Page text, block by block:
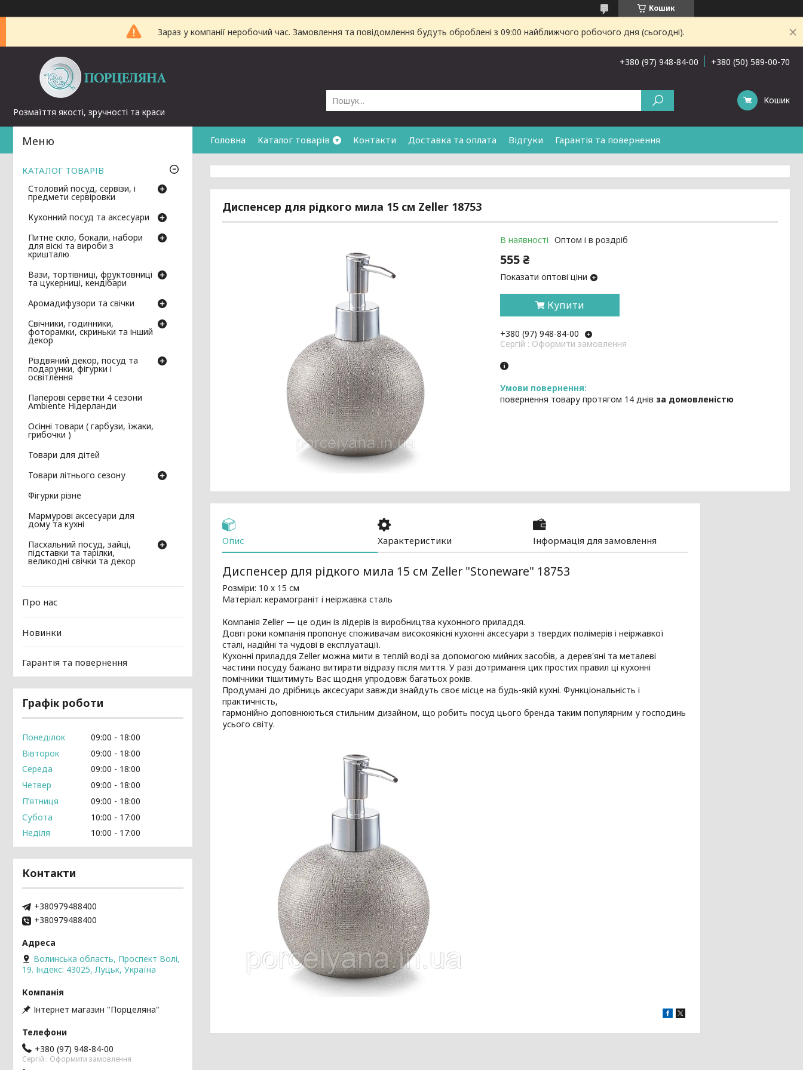
Кошик
Зараз у компанії неробочий час. Замовлення та повідомлення будуть оброблені з 09:00 найближчого робочого дня (сьогодні).
Розмаїття якості, зручності та краси
+380 (97) 948-84-00 +380 (50) 589-00-70
Кошик
Головна Каталог товарів Контакти Доставка та оплата Відгуки Гарантія та повернення
Диспенсер для рідкого мила 15 см Zeller 18753
В наявності Оптом і в роздріб
555 ₴
Показати оптові ціни
Купити
+380 (97) 948-84-00
Cергій : Оформити замовлення
повернення товару протягом 14 днів за домовленістю
Опис Характеристики Інформація для замовлення
Диспенсер для рідкого мила 15 см Zeller "Stoneware" 18753
Розміри: 10 х 15 см
Матеріал: керамограніт і неіржавка сталь
Компанія Zeller — це один із лідерів із виробництва кухонного приладдя.
Довгі роки компанія пропонує споживачам високоякісні кухонні аксесуари з твердих полімерів і неіржавкої
сталі, надійні та чудові в експлуатації.
Кухонні приладдя Zeller можна мити в теплій воді за допомогою мийних засобів, а дерев'яні та металеві
частини посуду бажано витирати відразу після миття. У разі дотримання цих простих правил ці кухонні
помічники тішитимуть Вас щодня упродовж багатьох років.
Продумані до дрібниць аксесуари завжди знайдуть своє місце на будь-якій кухні. Функціональність і
практичність,
гармонійно доповнюються стильним дизайном, що робить посуд цього бренда таким популярним у господинь
усього світу.
КАТАЛОГ ТОВАРІВ
Столовий посуд, сервізи, і
предмети сервіровки
Кухонний посуд та аксесуари
Питне скло, бокали, набори
для віскі та вироби з
кришталю
Вази, тортівниці, фруктовниці
та цукерниці, кендібари
Аромадифузори та свічки
Свічники, годинники,
фоторамки, скриньки та інший
декор
Різдвяний декор, посуд та
подарунки, фігурки і
освітлення
Паперові серветки 4 сезони
Ambiente Нідерланди
Осінні товари ( гарбузи, їжаки,
грибочки )
Товари для дітей
Товари літнього сезону
Фігурки різне
Мармурові аксесуари для
дому та кухні
Пасхальний посуд, зайці,
підставки та тарілки,
великодні свічки та декор
Про нас
Новинки
Гарантія та повернення
Графік роботи
Понеділок 09:00
18:00
Вівторок
09:00
18:00
Середа
09:00
18:00
Четвер
09:00
18:00
Пʼятниця
09:00
18:00
Субота
10:00
17:00
Неділя
10:00 17:00
Контакти
+380979488400
+380979488400
Волинська область, Проспект Волі,
19. Індекс: 43025, Луцьк, Україна
Інтернет магазин "Порцеляна"
+380 (97) 948-84-00
Cергій : Оформити замовлення